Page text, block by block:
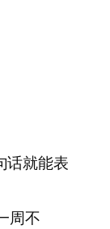
话就能表
周不